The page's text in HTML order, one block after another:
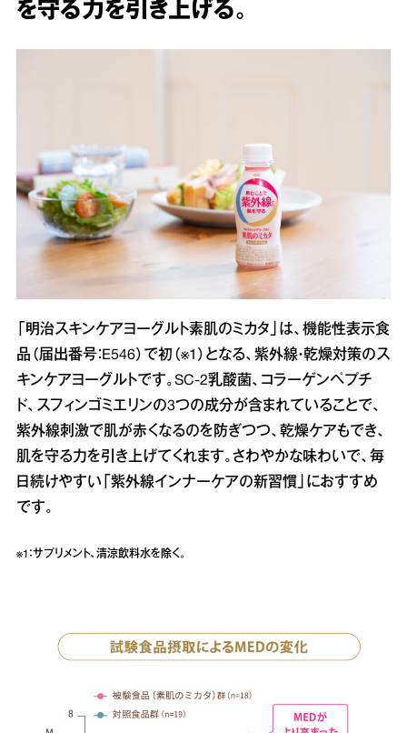
を守る力を引き上げる。
「明治スキンケアヨーグルト素肌のミカタ」は、機能性表示食
品（届出番号：E546）で初（※1）となる、紫外線・乾燥対策のス
キンケアヨーグルトです。SC-2乳酸菌、コラーゲンペプチ
ド、スフィンゴミエリンの3つの成分が含まれていることで、
紫外線刺激で肌が赤くなるのを防ぎつつ、乾燥ケアもでき、
肌を守る力を引き上げてくれます。さわやかな味わいで、毎
日続けやすい「紫外線インナーケアの新習慣」におすすめ
です。
※1：サプリメント、清涼飲料水を除く。